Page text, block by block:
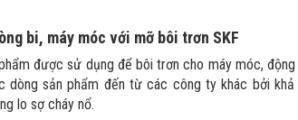
bi, máy móc với mỡ bôi trơn SKF
được sử dụng để bôi trơn cho máy móc, động
sản phẩm đến từ các công ty khác bởi
lo sợ cháy nổ.